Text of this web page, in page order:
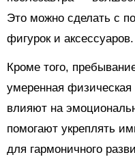
Это можно сделать с
фигурок и аксессуаров.
Кроме того,
умеренная физическая
влияют на
помогают укреплять
для гармоничного